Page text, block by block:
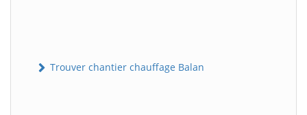
Trouver chantier chauffage Balan